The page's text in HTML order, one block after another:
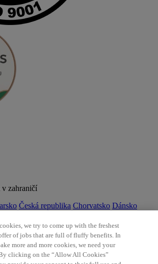
zahraničí
Česká republika Chorvatsko Dánsko
Norsko Polsko Portugalsko
Španělsko Srbsko Švýcarsko Turecko
vyhrazena Grafton Recruitment
we try to come up with the freshest
of jobs that are full of fluffy benefits. In
more and more cookies, we need your
clicking on the “Allow All Cookies”